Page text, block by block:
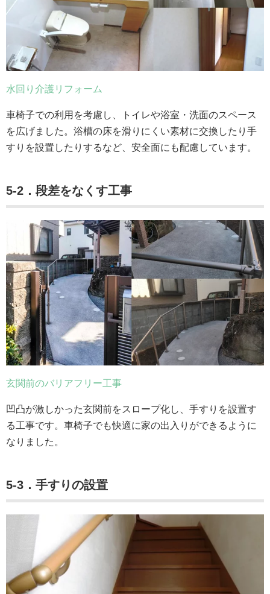
水回り介護リフォーム
車椅子での利用を考慮し、トイレや浴室・洗面のスペース
を広げました。浴槽の床を滑りにくい素材に交換したり手
すりを設置したりするなど、安全面にも配慮しています。
5-2．段差をなくす工事
玄関前のバリアフリー工事
凹凸が激しかった玄関前をスロープ化し、手すりを設置す
る工事です。車椅子でも快適に家の出入りができるように
なりました。
5-3． 手すりの設置